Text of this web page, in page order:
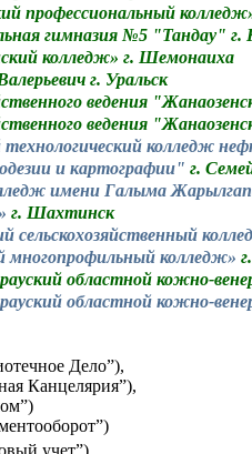
профессиональный
гимназия №5 "Тандау" г.
колледж» г. Шемонаиха
г. Уральск
ведения
ведения
колледж
и картографии" г.
имени Галыма
г. Шахтинск
сельскохозяйственный
колледж»
областной кожно-
областной кожно-
Дело”),
Канцелярия”),